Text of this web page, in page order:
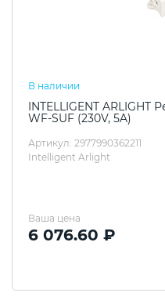
В наличии
INTELLIGENT ARLIGHT
WF-SUF (230V, 5A)
Артикул: 2977990362211
Intelligent Arlight
Ваша цена
6 076.60 ₽